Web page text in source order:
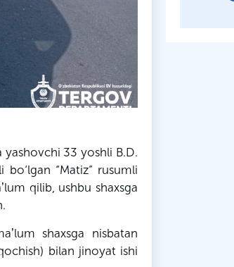
yashovchi 33 yoshli B.D.
“Matiz” rusumli
qilib, ushbu shaxsga
shaxsga nisbatan
bilan jinoyat ishi